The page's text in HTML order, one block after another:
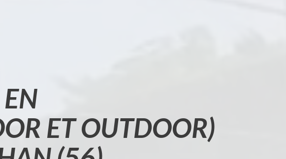
ET OUTDOOR)